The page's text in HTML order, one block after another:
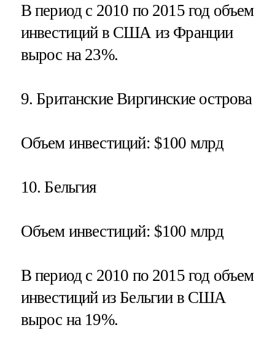
В период с 2010 по 2015 год объем
инвестиций в США из Франции
вырос на 23%.
9. Британские Виргинские острова
Объем инвестиций: $100 млрд
10. Бельгия
Объем инвестиций: $100 млрд
В период с 2010 по 2015 год объем
инвестиций из Бельгии в США
вырос на 19%.